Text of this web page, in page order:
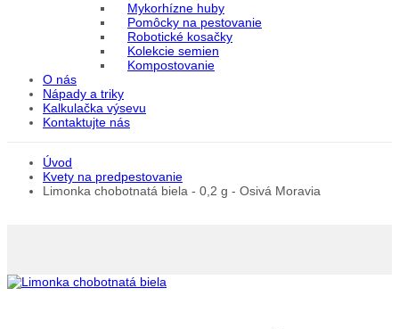
Mykorhízne huby
Pomôcky na pestovanie
Robotické kosačky
Kolekcie semien
Kompostovanie
O nás
Nápady a triky
Kalkulačka výsevu
Kontaktujte nás
Úvod
Kvety na predpestovanie
Limonka chobotnatá biela - 0,2 g - Osivá Moravia